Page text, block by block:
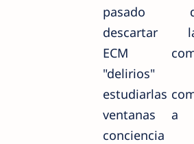
pasado
descartar
ECM
"delirios"
estudiarlas
ventanas a
conciencia